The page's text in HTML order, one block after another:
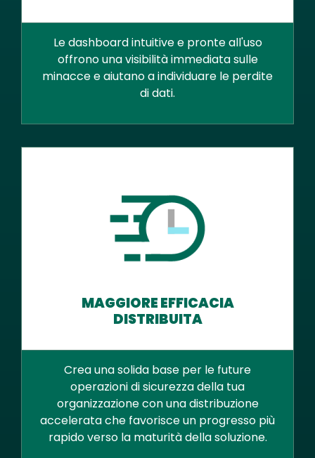
Le dashboard intuitive e pronte all'uso
offrono una visibilità immediata sulle
minacce e aiutano a individuare le perdite
di dati.
MAGGIORE EFFICACIA
DISTRIBUITA
Crea una solida base per le future
operazioni di sicurezza della tua
organizzazione con una distribuzione
accelerata che favorisce un progresso più
rapido verso la maturità della soluzione.